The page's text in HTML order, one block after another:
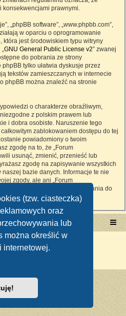
(tzw. ciasteczka)
oraz
lub
można określić w
internetowej.
konsekwencjami prawnymi.
„phpBB software”, „www.phpbb.com”,
w oparciu o oprogramowanie
jest środowiskiem typu witryny
GNU General Public License v2” zwanej
do pobrania ze strony
tylko ułatwia dyskusje przez
tekstów zamieszczanych w internecie
phpBB można znaleźć na stronie
o charakterze obraźliwym,
z polskim prawem lub
i dobra osobiste. Naruszenie tego
zablokowaniem dostępu do tej
powiadomiony o twoim
zgodę na to, że „Forum
usunąć, zmienić, przenieść lub
zgodę na zapisywanie wszystkich
bazie danych. Informacje te nie
zgody, ale ani „Forum
odpowiedzialności za włamania do
do kradzieży danych.
forum
dostarczaphpBB.pl
osobowych